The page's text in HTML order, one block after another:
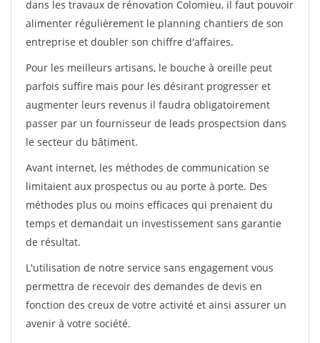
dans les travaux de rénovation Colomieu, il faut pouvoir
alimenter régulièrement le planning chantiers de son
entreprise et doubler son chiffre d'affaires.
Pour les meilleurs artisans, le bouche à oreille peut
parfois suffire mais pour les désirant progresser et
augmenter leurs revenus il faudra obligatoirement
passer par un fournisseur de leads prospectsion dans
le secteur du bâtiment.
Avant internet, les méthodes de communication se
limitaient aux prospectus ou au porte à porte. Des
méthodes plus ou moins efficaces qui prenaient du
temps et demandait un investissement sans garantie
de résultat.
L'utilisation de notre service sans engagement vous
permettra de recevoir des demandes de devis en
fonction des creux de votre activité et ainsi assurer un
avenir à votre société.